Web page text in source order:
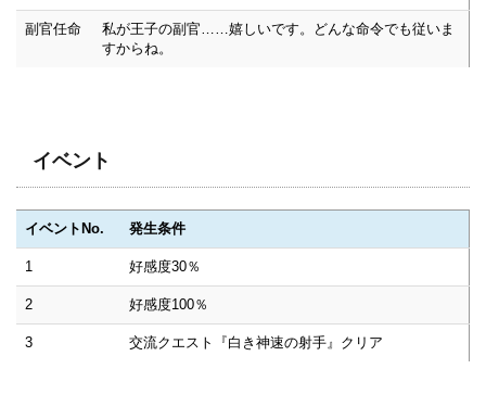
副官任命
私が王子の副官……嬉しいです。どんな命令でも従いま
すからね。
イベント
イベントNo. 発生条件
1 好感度30％
2 好感度100％
3 交流クエスト『白き神速の射手』クリア